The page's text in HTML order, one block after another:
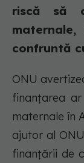
riscă să
confruntă
ONU
finanțarea
maternale în
ajutor al
finanțării de